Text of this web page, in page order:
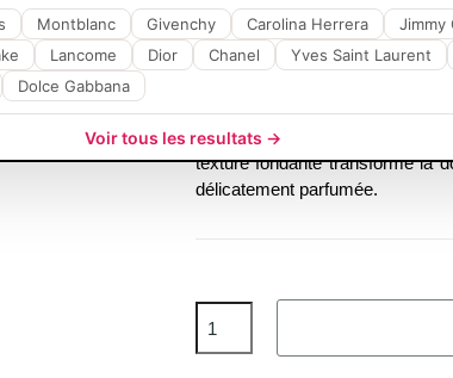
Gel Douche JOWAÉ
revitalisante
les sens tout en respectant
naturelle, ce gel procure une
texture fondante transforme la
délicatement parfumée.
Montblanc Givenchy Carolina Herrera Jimmy
Lancome Dior Chanel Yves Saint Laurent
Dolce Gabbana
Voir tous les resultats →